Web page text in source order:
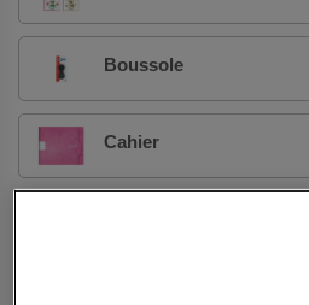
Boussole
Cahier